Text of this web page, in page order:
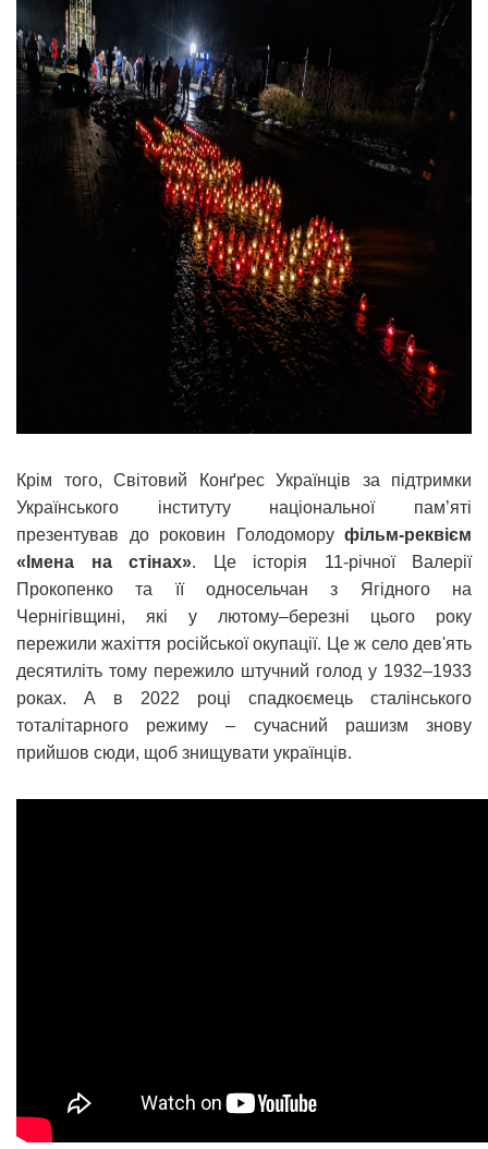
Крім того, Світовий Конґрес Українців за підтримки
Українського інституту національної пам’яті
презентував до роковин Голодомору фільм-реквієм
«Імена на стінах». Це історія 11-річної Валерії
Прокопенко та її односельчан з Ягідного на
Чернігівщині, які у лютому–березні цього року
пережили жахіття російської окупації. Це ж село дев'ять
десятиліть тому пережило штучний голод у 1932–1933
роках. А в 2022 році спадкоємець сталінського
тоталітарного режиму – сучасний рашизм знову
прийшов сюди, щоб знищувати українців.